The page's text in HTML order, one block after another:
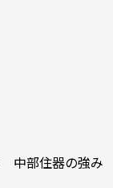
中部住器の強み